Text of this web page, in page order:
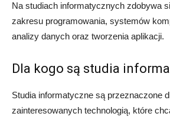
Na studiach informatycznych zdobywa
zakresu programowania, systemów
analizy danych oraz tworzenia aplikacji.
Dla kogo są studia
Studia informatyczne są przeznaczone
zainteresowanych technologią, które